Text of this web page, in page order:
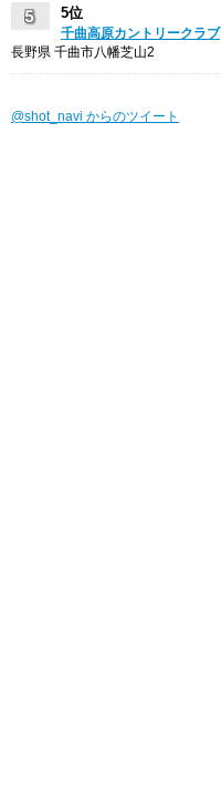
5位
千曲高原カントリークラブ
長野県 千曲市八幡芝山2
@shot_navi からのツイート